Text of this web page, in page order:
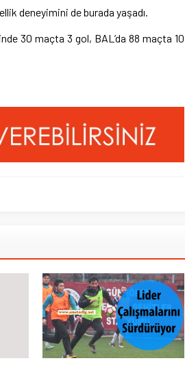
deneyimini de burada yaşadı.
30 maçta 3 gol, BAL’da 88 maçta 10